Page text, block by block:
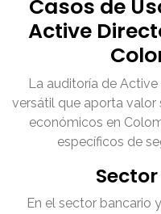
Casos de
Active
La auditoría de
versátil que aporta
económicos en
específicos de
En el sector bancario